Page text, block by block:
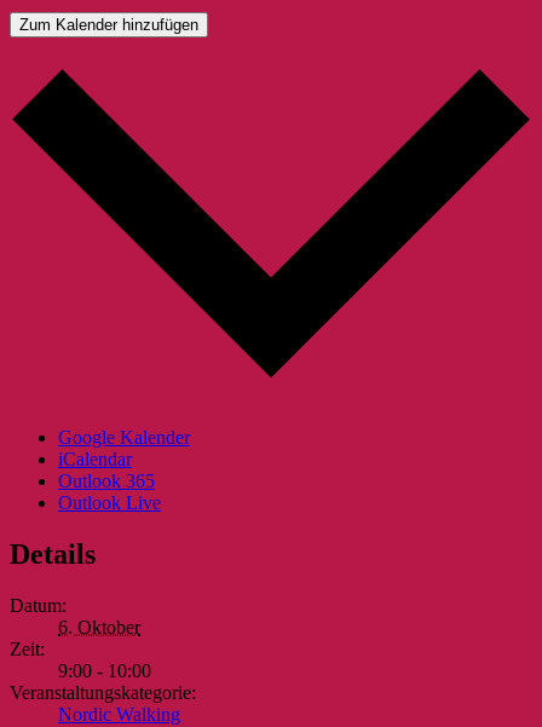
Zum Kalender hinzufügen
Google Kalender
iCalendar
Outlook 365
Outlook Live
Details
Datum:
6. Oktober
Zeit:
9:00 - 10:00
Veranstaltungskategorie:
Nordic Walking